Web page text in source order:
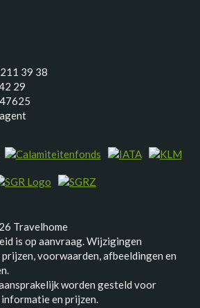
39 38
29
Travelhome
is op aanvraag. Wijzigingen
voorwaarden, afbeeldingen en
worden gesteld voor
en prijzen.